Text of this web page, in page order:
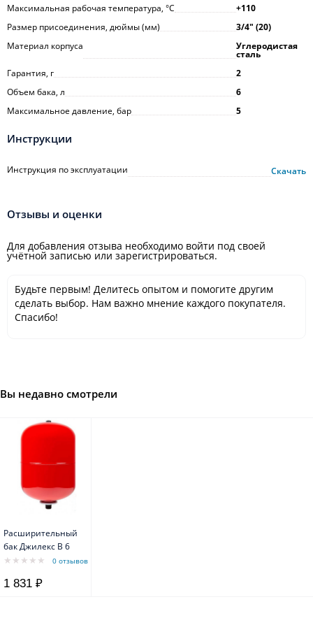
Максимальная рабочая температура, °С
+110
Размер присоединения, дюймы (мм)
3/4ʺ (20)
Материал корпуса
Углеродистая
сталь
Гарантия, г
2
Объем бака, л
6
Максимальное давление, бар
5
Инструкции
Инструкция по эксплуатации Скачать
Отзывы и оценки
Для добавления отзыва необходимо войти под своей
учётной записью или зарегистрироваться.
Будьте первым! Делитесь опытом и помогите другим
сделать выбор. Нам важно мнение каждого покупателя.
Спасибо!
Вы недавно смотрели
Расширительный
бак Джилекс В 6
0 отзывов
1 831 ₽